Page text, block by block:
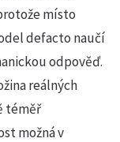
místo
defacto naučí
odpověď.
reálných
téměř
možná v